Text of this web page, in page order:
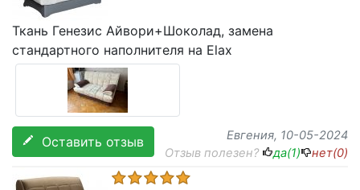
Ткань Генезис Айвори+Шоколад, замена
стандартного наполнителя на Elax
Оставить отзыв Евгения, 10-05-2024
Отзыв полезен?
да(1) нет(0)